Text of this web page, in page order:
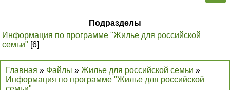
Подразделы
Информация по программе "Жилье для российской
семьи" [6]
Главная » Файлы » Жилье для российской семьи »
Информация по программе "Жилье для российской